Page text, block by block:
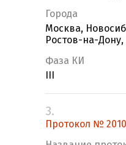
Города
Москва,
Ростов-на-
Фаза КИ
3.
Протокол №